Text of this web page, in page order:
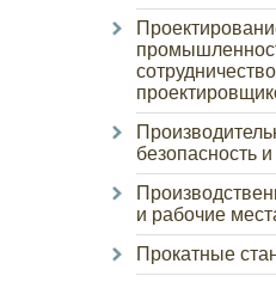
безопасность
и рабочие
Прокатные